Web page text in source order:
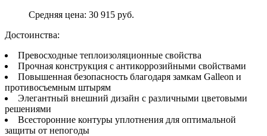
Средняя цена: 30 915 руб.
Достоинства:
Превосходные теплоизоляционные свойства
Прочная конструкция с антикоррозийными свойствами
Повышенная безопасность благодаря замкам Galleon и
противосъемным штырям
Элегантный внешний дизайн с различными цветовыми
решениями
Всесторонние контуры уплотнения для оптимальной
защиты от непогоды